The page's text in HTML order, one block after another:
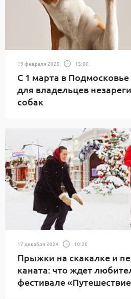
19 февраля 2025 15:00
С 1 марта в
для владельцев
собак
17 декабря 2024 10:20
Прыжки на скакалке и
каната: что ждет
фестивале